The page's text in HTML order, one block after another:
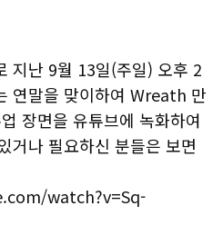
지난 9월 13일(주일) 오후 2
연말을 맞이하여 Wreath 만
장면을 유튜브에 녹화하여
거나 필요하신 분들은 보면
watch?v=Sq-